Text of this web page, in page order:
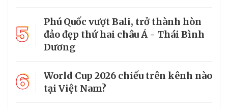
5
Phú Quốc vượt Bali, trở thành hòn
đảo đẹp thứ hai châu Á - Thái Bình
Dương
6
World Cup 2026 chiếu trên kênh nào
tại Việt Nam?